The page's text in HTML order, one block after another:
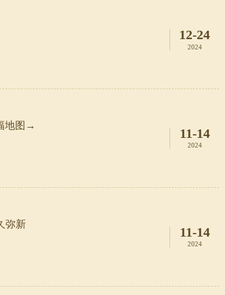
12-24
2024
地图→
11-14
2024
弥新
11-14
2024